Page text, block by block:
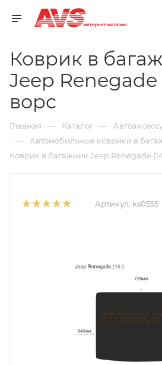
Коврик в
Jeep Renegade
ворс
Главная — Каталог —
— Автомобильные коврики в
Коврик в багажник Jeep Renegade
Артикул: ks0555